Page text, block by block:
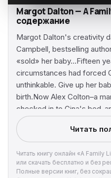
Margot Dalton — A
содержание
Margot Dalton's creativity
Campbell, bestselling
«sold» her baby…Fifteen
circumstances had forced
unthinkable. Give up her
birth.Now Alex Colton–a
checked in to Gina's bed-
rebellious teenage
Gina knows she can no
good father, but he's
circumstances of her birth,
child–Gina's child–is living a
Читать
Читать книгу онлайн «A
или скачать бесплатно и без
Полные версии книг, без